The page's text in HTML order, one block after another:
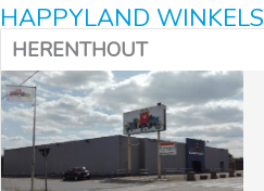
HAPPYLAND WINKELS
HERENTHOUT